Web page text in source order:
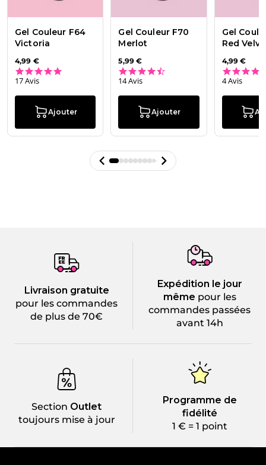
Gel Couleur F64
Victoria
4,99 €
17 Avis
Ajouter
Gel Couleur F70
Merlot
5,99 €
14 Avis
Ajouter
Gel
Red
4,99 €
4 Avis
Livraison gratuite
pour les commandes
de plus de 70€
Expédition le jour
même pour les
commandes passées
avant 14h
Section Outlet
toujours mise à jour
Programme de
fidélité
1 € = 1 point